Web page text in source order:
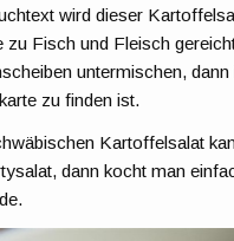
wird dieser
zu Fisch und Fleisch
untermischen,
zu finden ist.
Kartoffelsalat
dann kocht man